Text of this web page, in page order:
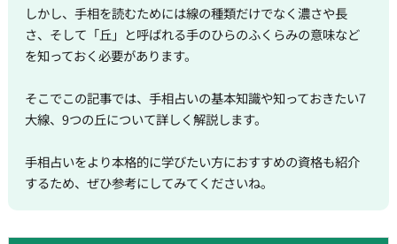
しかし、手相を読むためには線の種類だけでなく濃さや長
さ、そして「丘」と呼ばれる手のひらのふくらみの意味など
を知っておく必要があります。
そこでこの記事では、手相占いの基本知識や知っておきたい7
大線、9つの丘について詳しく解説します。
手相占いをより本格的に学びたい方におすすめの資格も紹介
するため、ぜひ参考にしてみてくださいね。